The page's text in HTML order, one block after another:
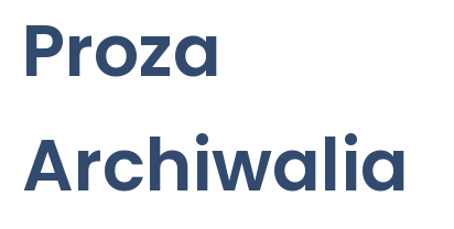
Proza
Archiwalia